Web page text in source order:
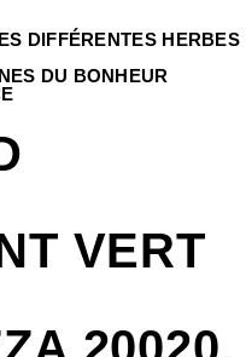
DIFFÉRENTES HERBES
DU BONHEUR
VERT